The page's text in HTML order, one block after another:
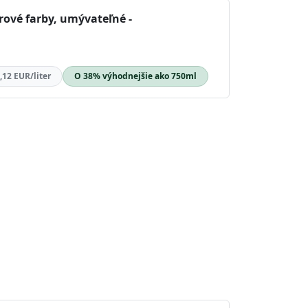
farby, umývateľné -
EUR/liter O 38% výhodnejšie ako 750ml